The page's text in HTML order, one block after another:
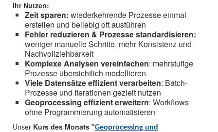
Ihr Nutzen:
Zeit sparen: wiederkehrende Prozesse einmal
erstellen und beliebig oft ausführen
Fehler reduzieren & Prozesse standardisieren:
weniger manuelle Schritte, mehr Konsistenz und
Nachvollziehbarkeit
Komplexe Analysen vereinfachen: mehrstufige
Prozesse übersichtlich modellieren
Viele Datensätze effizient verarbeiten: Batch-
Prozesse und Iterationen gezielt nutzen
Geoprocessing effizient erweitern: Workflows
ohne Programmierung automatisieren
Unser Kurs des Monats "Geoprocessing und